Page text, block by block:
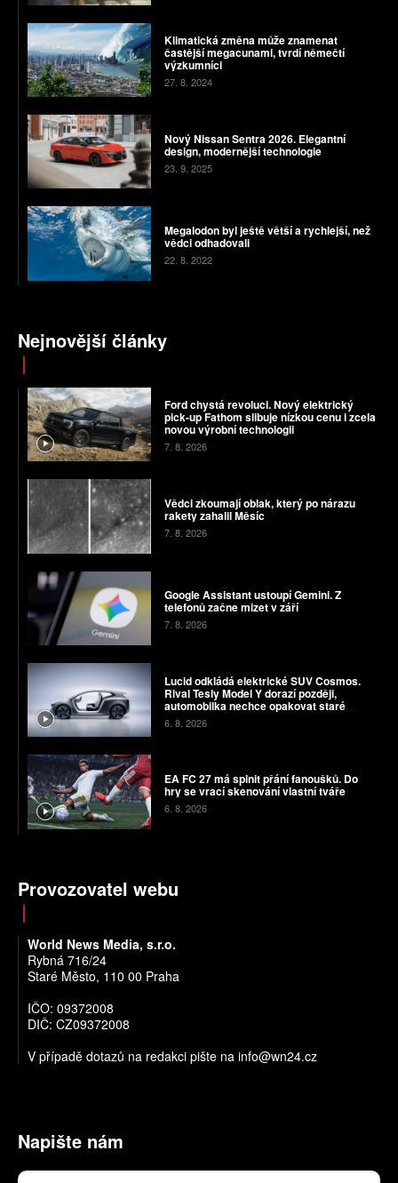
Klimatická změna může znamenat
častější megacunami, tvrdí němečtí
výzkumníci
27. 8. 2024
Nový Nissan Sentra 2026. Elegantní
design, modernější technologie
23. 9. 2025
Megalodon byl ještě větší a rychlejší, než
vědci odhadovali
22. 8. 2022
Nejnovější články
Ford chystá revoluci. Nový elektrický
pick-up Fathom slibuje nízkou cenu i zcela
novou výrobní technologii
7. 8. 2026
Vědci zkoumají oblak, který po nárazu
rakety zahalil Měsíc
7. 8. 2026
Google Assistant ustoupí Gemini. Z
telefonů začne mizet v září
7. 8. 2026
Lucid odkládá elektrické SUV Cosmos.
Rival Tesly Model Y dorazí později,
automobilka nechce opakovat staré
chyby
6. 8. 2026
EA FC 27 má splnit přání fanoušků. Do
hry se vrací skenování vlastní tváře
6. 8. 2026
Provozovatel webu
World News Media, s.r.o.
Rybná 716/24
Staré Město, 110 00 Praha
IČO: 09372008
DIČ: CZ09372008
V případě dotazů na redakci pište na info@wn24.cz
Napište nám